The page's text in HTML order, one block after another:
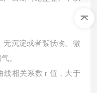
无沉淀或者絮状物。微
。
线相关系数 r 值，大于